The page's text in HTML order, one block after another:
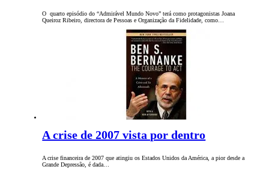
O quarto episódio do “Admirável Mundo Novo” terá como protagonistas Joana
Queiroz Ribeiro, directora de Pessoas e Organização da Fidelidade, como…
A crise de 2007 vista por dentro
A crise financeira de 2007 que atingiu os Estados Unidos da América, a pior desde a
Grande Depressão, é dada…